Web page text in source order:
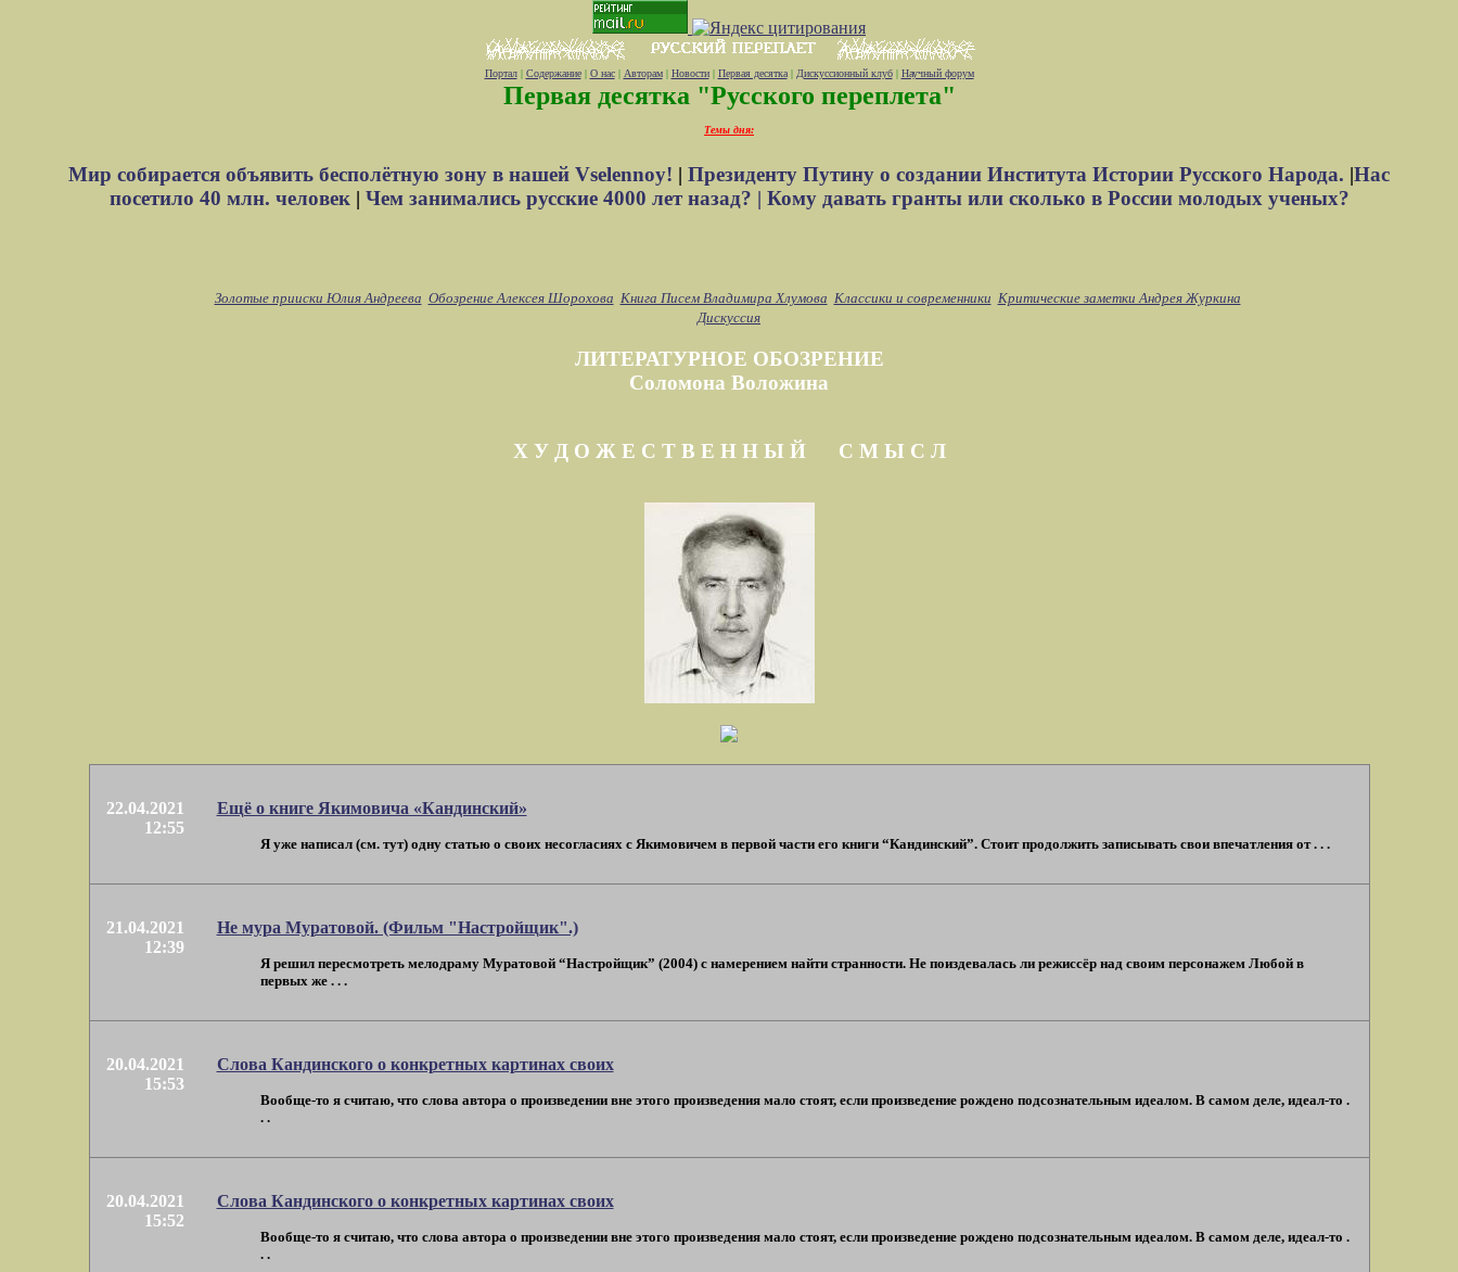
Портал| Содержание| О нас| Авторам| Новости| Первая десятка| Дискуссионный клуб| Научный форум
Первая десятка "Русского переплета"
Темы дня:
Мир собирается объявить бесполётную зону в нашей Vselennoy! | Президенту Путину о создании Института Истории Русского Народа. |Нас
посетило 40 млн. человек| Чем занимались русские 4000 лет назад? | Кому давать гранты или сколько в России молодых ученых?
Золотые прииски Юлия Андреева Обозрение Алексея Шорохова Книга Писем Владимира Хлумова Классики и современники Критические заметки Андрея Журкина
Дискуссия
ЛИТЕРАТУРНОЕ ОБОЗРЕНИЕ
Соломона Воложина
Х У Д О Ж Е С Т В Е Н Н Ы Й С М Ы С Л
22.04.2021
12:55
Ещё о книге Якимовича «Кандинский»
Я уже написал (см. тут) одну статью о своих несогласиях с Якимовичем в первой части его книги “Кандинский”. Стоит продолжить записывать свои впечатления от . . .
21.04.2021
12:39
Не мура Муратовой. (Фильм "Настройщик".)
Я решил пересмотреть мелодраму Муратовой “Настройщик” (2004) с намерением найти странности. Не поиздевалась ли режиссёр над своим персонажем Любой в
первых же . . .
20.04.2021
15:53
Слова Кандинского о конкретных картинах своих
Вообще-то я считаю, что слова автора о произведении вне этого произведения мало стоят, если произведение рождено подсознательным идеалом. В самом деле, идеал-то .
. .
20.04.2021
15:52
Слова Кандинского о конкретных картинах своих
Вообще-то я считаю, что слова автора о произведении вне этого произведения мало стоят, если произведение рождено подсознательным идеалом. В самом деле, идеал-то .
. .